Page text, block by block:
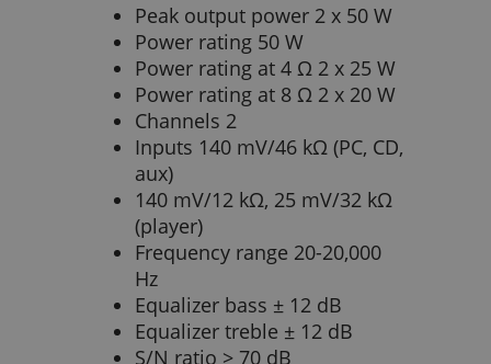
Peak output power 2 x 50 W
Power rating 50 W
Power rating at 4 Ω 2 x 25 W
Power rating at 8 Ω 2 x 20 W
Channels 2
Inputs 140 mV/46 kΩ (PC, CD,
aux)
140 mV/12 kΩ, 25 mV/32 kΩ
(player)
Frequency range 20-20,000
Hz
Equalizer bass ± 12 dB
Equalizer treble ± 12 dB
S/N ratio > 70 dB